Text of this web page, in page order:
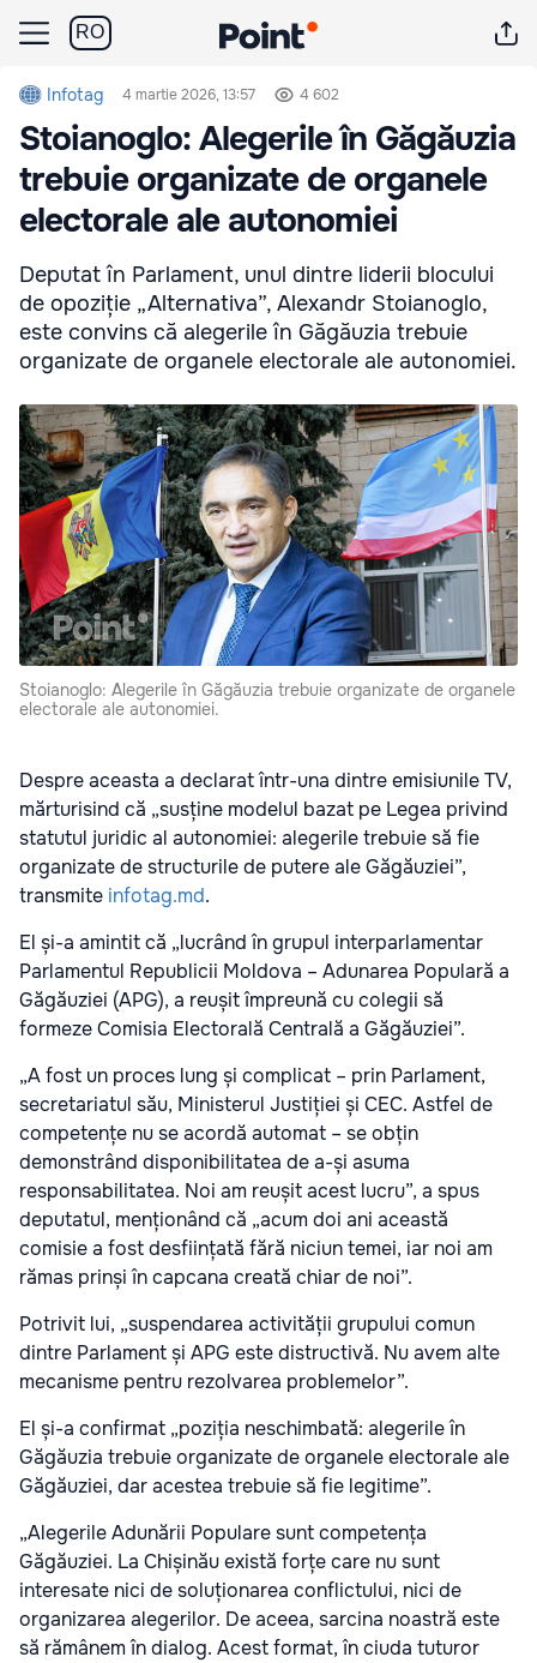
RO
Infotag 4 martie 2026, 13:57 4 602
Stoianoglo: Alegerile în Găgăuzia
trebuie organizate de organele
electorale ale autonomiei
Deputat în Parlament, unul dintre liderii blocului
de opoziție „Alternativa”, Alexandr Stoianoglo,
este convins că alegerile în Găgăuzia trebuie
organizate de organele electorale ale autonomiei.
Stoianoglo: Alegerile în Găgăuzia trebuie organizate de organele
electorale ale autonomiei.
Despre aceasta a declarat într-una dintre emisiunile TV,
mărturisind că „susține modelul bazat pe Legea privind
statutul juridic al autonomiei: alegerile trebuie să fie
organizate de structurile de putere ale Găgăuziei”,
transmite infotag.md.
El și-a amintit că „lucrând în grupul interparlamentar
Parlamentul Republicii Moldova – Adunarea Populară a
Găgăuziei (APG), a reușit împreună cu colegii să
formeze Comisia Electorală Centrală a Găgăuziei”.
„A fost un proces lung și complicat – prin Parlament,
secretariatul său, Ministerul Justiției și CEC. Astfel de
competențe nu se acordă automat – se obțin
demonstrând disponibilitatea de a-și asuma
responsabilitatea. Noi am reușit acest lucru”, a spus
deputatul, menționând că „acum doi ani această
comisie a fost desființată fără niciun temei, iar noi am
rămas prinși în capcana creată chiar de noi”.
Potrivit lui, „suspendarea activității grupului comun
dintre Parlament și APG este distructivă. Nu avem alte
mecanisme pentru rezolvarea problemelor”.
El și-a confirmat „poziția neschimbată: alegerile în
Găgăuzia trebuie organizate de organele electorale ale
Găgăuziei, dar acestea trebuie să fie legitime”.
„Alegerile Adunării Populare sunt competența
Găgăuziei. La Chișinău există forțe care nu sunt
interesate nici de soluționarea conflictului, nici de
organizarea alegerilor. De aceea, sarcina noastră este
să rămânem în dialog. Acest format, în ciuda tuturor